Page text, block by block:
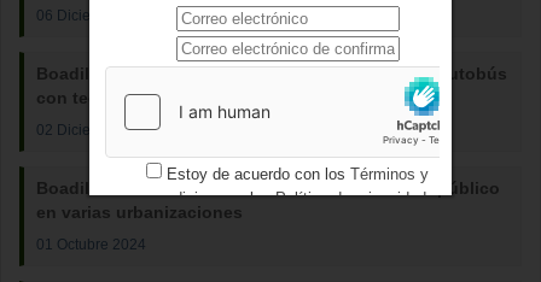
06 Diciembre 2024
Boadilla del Monte renueva sus marquesinas de autobús
con tecnología sostenible
02 Diciembre 2024
Boadilla avanza en la renovación del alumbrado público
en varias urbanizaciones
01 Octubre 2024
Estoy de acuerdo con los Términos y
condicionesy losPolítica de privacidad